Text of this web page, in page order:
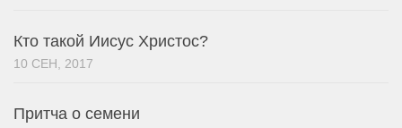
Кто такой Иисус Христос?
10 СЕН, 2017
Притча о семени